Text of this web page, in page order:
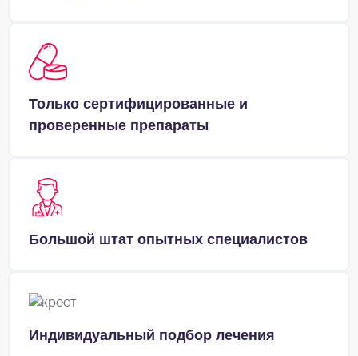
Только сертифицированные и
проверенные препараты
Большой штат опытных специалистов
Индивидуальный подбор лечения